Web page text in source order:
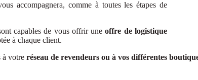
accompagnera, comme à toutes les étapes de
capables de vous offrir uneoffre de logistique
à chaque client.
à votre réseau de revendeurs ou à vos différentes